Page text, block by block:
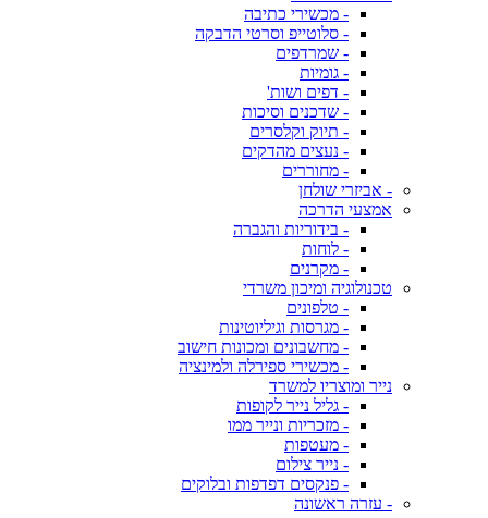
- מכשירי כתיבה
- סלוטייפ וסרטי הדבקה
- שמרדפים
- גומיות
- דפים ושות'
- שדכנים וסיכות
- תיוק וקלסרים
- נעצים מהדקים
- מחוררים
- אביזרי שולחן
אמצעי הדרכה
- בידוריות והגברה
- לוחות
- מקרנים
טכנולוגיה ומיכון משרדי
- טלפונים
- מגרסות וגיליוטינות
- מחשבונים ומכונות חישוב
- מכשירי ספירלה ולמינציה
נייר ומוצריו למשרד
- גליל נייר לקופות
- מזכריות ונייר ממו
- מעטפות
- נייר צילום
- פנקסים דפדפות ובלוקים
- עזרה ראשונה